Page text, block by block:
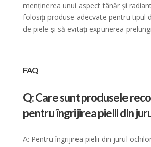
menținerea unui aspect tânăr și
folosiți produse adecvate pentru tipul
de piele și să evitați expunerea
FAQ
Q: Care sunt produsele
pentru îngrijirea pielii din
A: Pentru îngrijirea pielii din jurul